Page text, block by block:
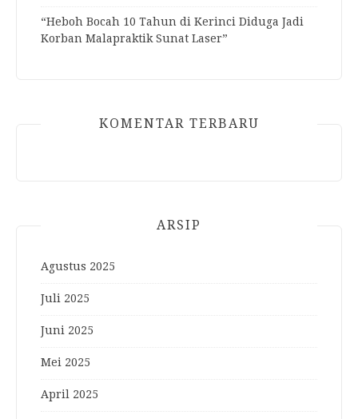
“Heboh Bocah 10 Tahun di Kerinci Diduga Jadi
Korban Malapraktik Sunat Laser”
KOMENTAR TERBARU
ARSIP
Agustus 2025
Juli 2025
Juni 2025
Mei 2025
April 2025